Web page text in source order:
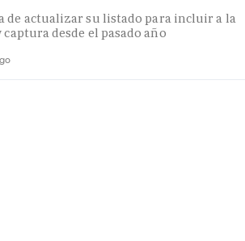
de actualizar su listado para incluir a la
captura desde el pasado año